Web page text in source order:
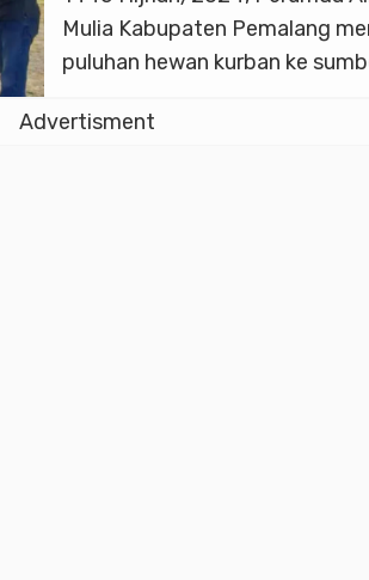
Mulia Kabupaten Pemalang
puluhan hewan kurban ke
Direktur Utama Perumda Air
Advertisment